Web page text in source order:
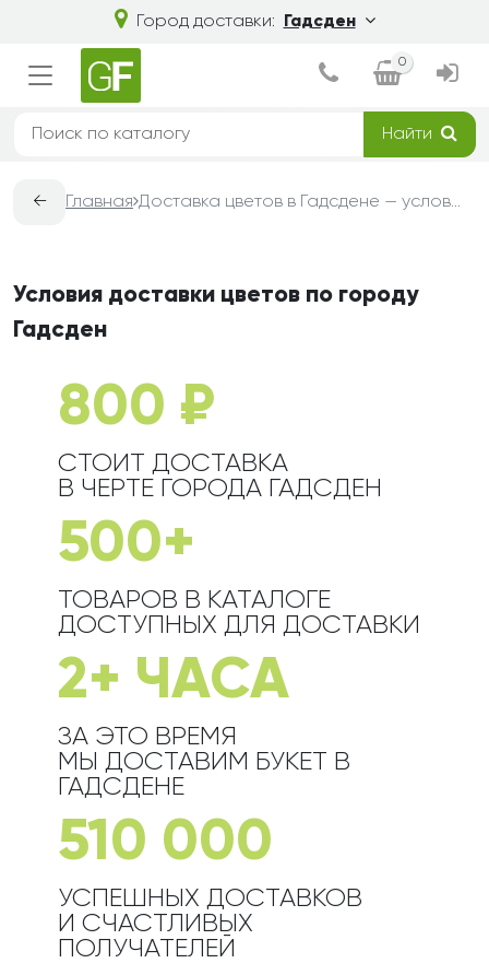
Город доставки: Гадсден
0
Найти
← Главная Доставка цветов в Гадсдене — условия, сроки и стоимость | Grand-Flora
Условия доставки цветов по городу
Гадсден
800 ₽
СТОИТ ДОСТАВКА
В ЧЕРТЕ ГОРОДА ГАДСДЕН
500+
ТОВАРОВ В КАТАЛОГЕ
ДОСТУПНЫХ ДЛЯ ДОСТАВКИ
2+ ЧАСА
ЗА ЭТО ВРЕМЯ
МЫ ДОСТАВИМ БУКЕТ В
ГАДСДЕНЕ
510 000
УСПЕШНЫХ ДОСТАВКОВ
И СЧАСТЛИВЫХ
ПОЛУЧАТЕЛЕЙ